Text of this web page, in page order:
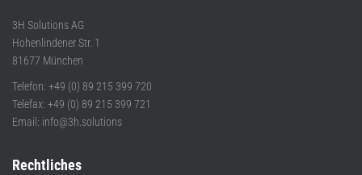
3H Solutions AG
Hohenlindener Str. 1
81677 München
Telefon: +49 (0) 89 215 399 720
Telefax: +49 (0) 89 215 399 721
Email: info@3h.solutions
Rechtliches